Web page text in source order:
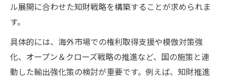
ル展開に合わせた知財戦略を構築することが求められま
す。
具体的には、海外市場での権利取得支援や模倣対策強
化、オープン＆クローズ戦略の推進など、国の施策と連
動した輸出強化策の検討が重要です。例えば、知財推進